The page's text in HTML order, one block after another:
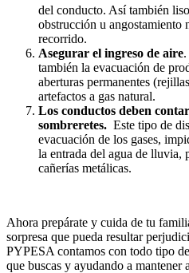
del conducto. Así también
obstrucción u angostamiento
recorrido.
Asegurar el ingreso de aire
también la evacuación de
aberturas permanentes
artefactos a gas natural.
Los conductos deben
sombreretes. Este tipo de
evacuación de los gases,
la entrada del agua de lluvia,
cañerías metálicas.
Ahora prepárate y cuida de tu
sorpresa que pueda resultar
PYPESA contamos con todo tipo
que buscas y ayudando a mantener